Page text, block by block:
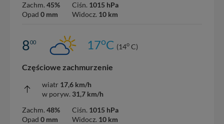
Zachm. 45%
Opad 0 mm
Ciśn. 1015 hPa
Widocz. 10 km
800 17oC (14o C)
Częściowe zachmurzenie
wiatr 17,6 km/h
w poryw. 31,7 km/h
Zachm. 48%
Opad 0 mm
Ciśn. 1015 hPa
Widocz. 10 km